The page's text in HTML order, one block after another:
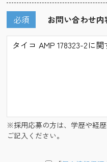
お問い合わせ内
必須
※採用応募の方は、学歴や経
ご記入ください。